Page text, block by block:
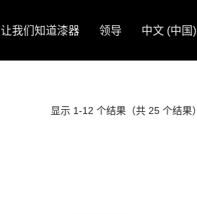
让我们知道漆器 领导 中文 (中国)
显示 1-12 个结果（共 25 个结果）